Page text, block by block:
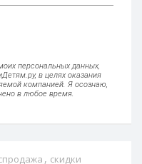
персональных данных,
в целях оказания
компанией. Я осознаю,
в любое время.
, скидки